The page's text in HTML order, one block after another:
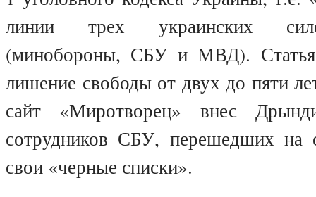
линии трех украинских
(минобороны, СБУ и МВД). Статья
лишение свободы от двух до пяти
сайт «Миротворец» внес
сотрудников СБУ, перешедших на
свои «черные списки».